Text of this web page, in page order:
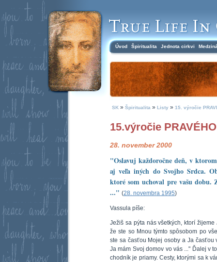
Úvod Špiritualita Jednota cirkvi
SK » Špiritualita » Listy » 15. výročie
15.výročie
28. november 2000
"Oslavuj každoročne deň, v
aj veľa iných do Svojho Srdca.
ktoré som uchoval pre vašu dobu.
..." (28. novembra 1995)
Vassula píše:
Ježiš sa pýta nás všetkých, ktorí žijeme
že ste so Mnou týmto spôsobom po
ste sa časťou Mojej osoby a Ja časťou
Ja mám Svoj domov vo vás ..." Ďalej v
chodník je priamy. Cesty, ktorými sa k